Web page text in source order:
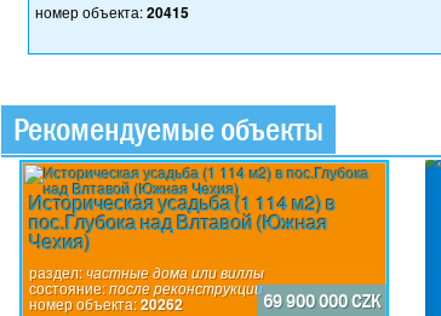
номер объекта:20415
Рекомендуемые объекты
Историческая усадьба (1 114 м2) в
пос.Глубока над Влтавой (Южная
Чехия)
раздел:частные дома или виллы
состояние:после реконструкции
номер объекта:20262 69 900 000 CZK